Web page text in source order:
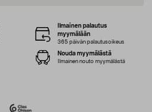
Ilmainen palautus
myymälään
365 päivän palautusoikeus
Nouda myymälästä
Ilmainen nouto myymälästä